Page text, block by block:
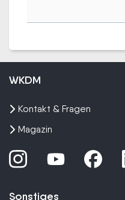
WKDM
Kontakt & Fragen
Magazin
Sonstiges